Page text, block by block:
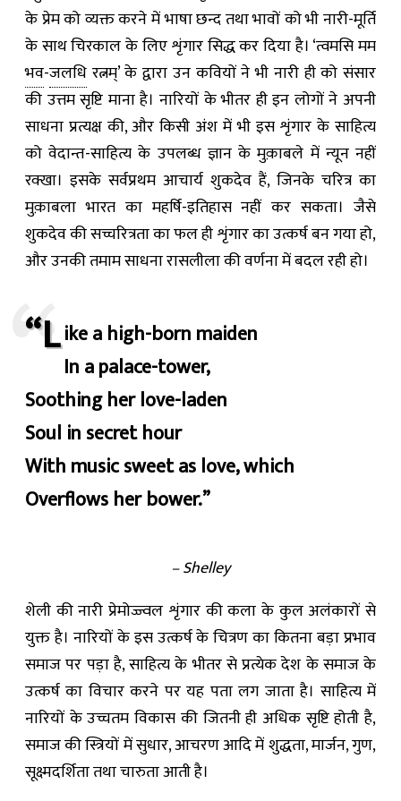
के प्रेम को व्यक्त करने में भाषा छन्द तथा भावों को भी नारी-मूर्ति
के साथ चिरकाल के लिए शृंगार सिद्ध कर दिया है। ‘त्वमसि मम
भव-जलधि रत्नम्’ के द्वारा उन कवियों ने भी नारी ही को संसार
की उत्तम सृष्टि माना है। नारियों के भीतर ही इन लोगों ने अपनी
साधना प्रत्यक्ष की, और किसी अंश में भी इस शृंगार के साहित्य
को वेदान्त-साहित्य के उपलब्ध ज्ञान के मुक़ाबले में न्यून नहीं
रक्खा। इसके सर्वप्रथम आचार्य शुकदेव हैं, जिनके चरित्र का
मुक़ाबला भारत का महर्षि-इतिहास नहीं कर सकता। जैसे
शुकदेव की सच्चरित्रता का फल ही शृंगार का उत्कर्ष बन गया हो,
और उनकी तमाम साधना रासलीला की वर्णना में बदल रही हो।
“Like a high-born maiden
In a palace-tower,
Soothing her love-laden
Soul in secret hour
With music sweet as love, which
Overflows her bower.”
– Shelley
शेली की नारी प्रेमोज्ज्वल शृंगार की कला के कुल अलंकारों से
युक्त है। नारियों के इस उत्कर्ष के चित्रण का कितना बड़ा प्रभाव
समाज पर पड़ा है, साहित्य के भीतर से प्रत्येक देश के समाज के
उत्कर्ष का विचार करने पर यह पता लग जाता है। साहित्य में
नारियों के उच्चतम विकास की जितनी ही अधिक सृष्टि होती है,
समाज की स्त्रियों में सुधार, आचरण आदि में शुद्धता, मार्जन, गुण,
सूक्ष्मदर्शिता तथा चारुता आती है।